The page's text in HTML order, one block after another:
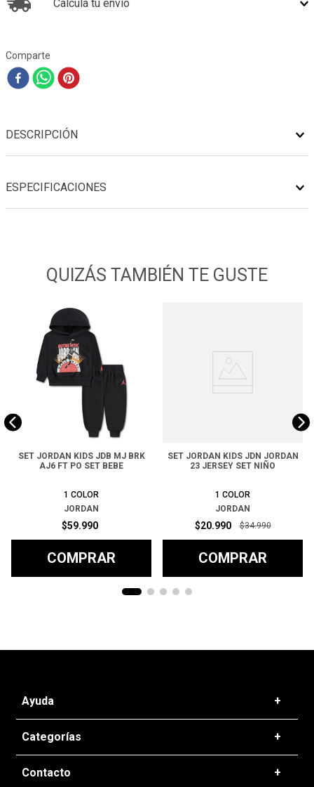
Calcula tu envío
Comparte
DESCRIPCIÓN
ESPECIFICACIONES
QUIZÁS TAMBIÉN TE GUSTE
SET JORDAN KIDS JDB MJ BRK
AJ6 FT PO SET BEBE
1 COLOR
JORDAN
$59.990
COMPRAR
SET JORDAN KIDS JDN JORDAN
23 JERSEY SET NIÑO
1 COLOR
JORDAN
$20.990 $34.990
COMPRAR
Ayuda +
Preguntas frecuentes
T&C - Políticas de Envío
Politicas de Devolución
Categorías +
Zapatillas
Contacto +